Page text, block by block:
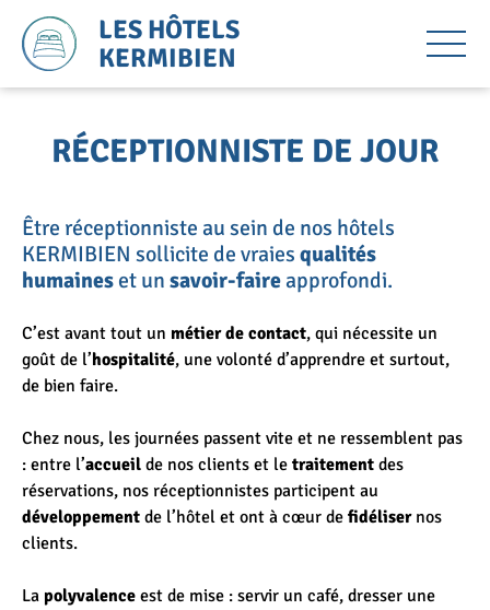
LES HÔTELS
KERMIBIEN
RÉCEPTIONNISTE DE JOUR
Être réceptionniste au sein de nos hôtels
KERMIBIEN sollicite de vraies qualités
humaines et un savoir-faire approfondi.
C’est avant tout un métier de contact, qui nécessite un
goût de l’hospitalité, une volonté d’apprendre et surtout,
de bien faire.
Chez nous, les journées passent vite et ne ressemblent pas
: entre l’accueil de nos clients et le traitement des
réservations, nos réceptionnistes participent au
développement de l’hôtel et ont à cœur de fidélisernos
clients.
La polyvalence est de mise : servir un café, dresser une